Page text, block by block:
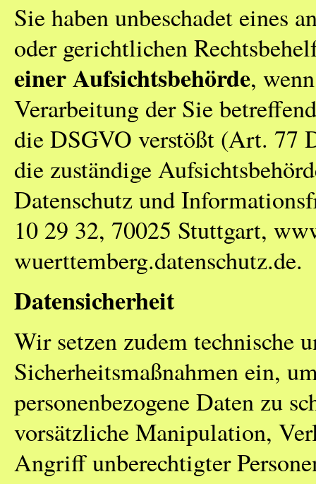
Sie haben unbeschadet eines
oder gerichtlichen
einer Aufsichtsbehörde,
Verarbeitung der Sie
die DSGVO verstößt (Art. 77
die zuständige
Datenschutz und
10 29 32, 70025 Stuttgart,
wuerttemberg.datenschutz.de.
Datensicherheit
Wir setzen zudem technische
Sicherheitsmaßnahmen ein,
personenbezogene Daten zu
vorsätzliche Manipulation,
Angriff unberechtigter